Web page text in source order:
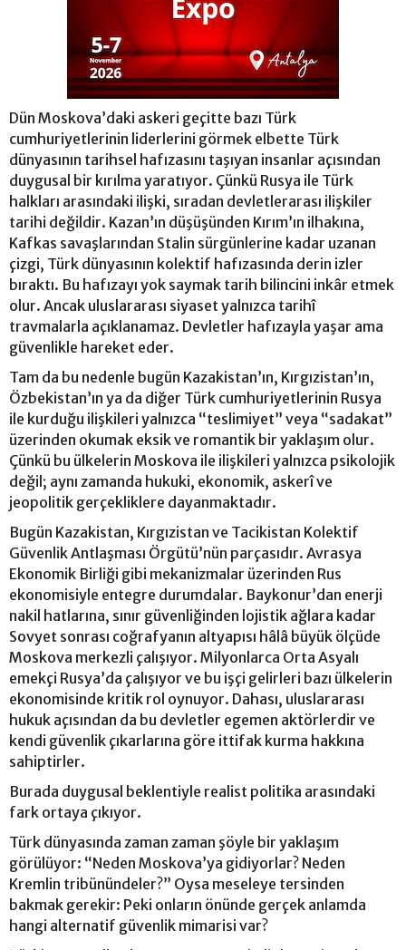
Dün Moskova’daki askeri geçitte bazı Türk
cumhuriyetlerinin liderlerini görmek elbette Türk
dünyasının tarihsel hafızasını taşıyan insanlar açısından
duygusal bir kırılma yaratıyor. Çünkü Rusya ile Türk
halkları arasındaki ilişki, sıradan devletlerarası ilişkiler
tarihi değildir. Kazan’ın düşüşünden Kırım’ın ilhakına,
Kafkas savaşlarından Stalin sürgünlerine kadar uzanan
çizgi, Türk dünyasının kolektif hafızasında derin izler
bıraktı. Bu hafızayı yok saymak tarih bilincini inkâr etmek
olur. Ancak uluslararası siyaset yalnızca tarihî
travmalarla açıklanamaz. Devletler hafızayla yaşar ama
güvenlikle hareket eder.
Tam da bu nedenle bugün Kazakistan’ın, Kırgızistan’ın,
Özbekistan’ın ya da diğer Türk cumhuriyetlerinin Rusya
ile kurduğu ilişkileri yalnızca “teslimiyet” veya “sadakat”
üzerinden okumak eksik ve romantik bir yaklaşım olur.
Çünkü bu ülkelerin Moskova ile ilişkileri yalnızca psikolojik
değil; aynı zamanda hukuki, ekonomik, askerî ve
jeopolitik gerçekliklere dayanmaktadır.
Bugün Kazakistan, Kırgızistan ve Tacikistan Kolektif
Güvenlik Antlaşması Örgütü’nün parçasıdır. Avrasya
Ekonomik Birliği gibi mekanizmalar üzerinden Rus
ekonomisiyle entegre durumdalar. Baykonur’dan enerji
nakil hatlarına, sınır güvenliğinden lojistik ağlara kadar
Sovyet sonrası coğrafyanın altyapısı hâlâ büyük ölçüde
Moskova merkezli çalışıyor. Milyonlarca Orta Asyalı
emekçi Rusya’da çalışıyor ve bu işçi gelirleri bazı ülkelerin
ekonomisinde kritik rol oynuyor. Dahası, uluslararası
hukuk açısından da bu devletler egemen aktörlerdir ve
kendi güvenlik çıkarlarına göre ittifak kurma hakkına
sahiptirler.
Burada duygusal beklentiyle realist politika arasındaki
fark ortaya çıkıyor.
Türk dünyasında zaman zaman şöyle bir yaklaşım
görülüyor: “Neden Moskova’ya gidiyorlar? Neden
Kremlin tribünündeler?” Oysa meseleye tersinden
bakmak gerekir: Peki onların önünde gerçek anlamda
hangi alternatif güvenlik mimarisi var?